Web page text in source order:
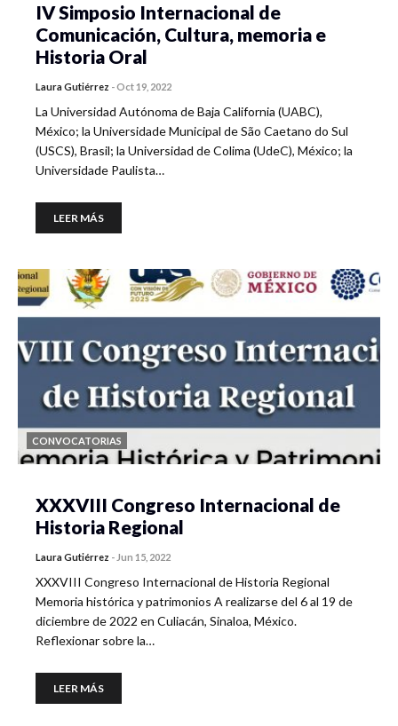
IV Simposio Internacional de
Comunicación, Cultura, memoria e
Historia Oral
Laura Gutiérrez -Oct 19, 2022
La Universidad Autónoma de Baja California (UABC),
México; la Universidade Municipal de São Caetano do Sul
(USCS), Brasil; la Universidad de Colima (UdeC), México; la
Universidade Paulista…
LEER MÁS
CONVOCATORIAS
XXXVIII Congreso Internacional de
Historia Regional
Laura Gutiérrez - Jun 15, 2022
XXXVIII Congreso Internacional de Historia Regional
Memoria histórica y patrimonios A realizarse del 6 al 19 de
diciembre de 2022 en Culiacán, Sinaloa, México.
Reflexionar sobre la…
LEER MÁS